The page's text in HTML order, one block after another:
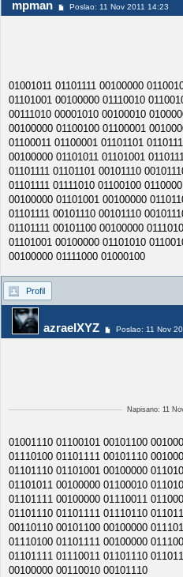
mpman Poslao: 11 Nov 2011 14:23
01001011 01101111 00100000
01101001 00100000 01110010
00111010 00001010 00100010
00100000 01100100 01100001
01100011 01100001 01101101
00100000 01101011 01101001
01101111 01101101 00101110
01101111 01111010 01100100
00100000 01101001 00100000
01101111 00101110 00101110
01101111 00101100 00100000
01101001 00100000 01101010
00100000 01111000 01000100
Profil
azraelXYZ Poslao: 11 Nov
Napisano: 11
01001110 01100101 00101100
01110100 01101111 00101110
01101110 01101001 00100000
01101011 00100000 01100010
01101111 00100000 01110011
01101110 01101111 01110110
00110110 00101100 00100000
01110100 01101111 00100000
01101111 01110011 01101110
00100000 00110010 00101110